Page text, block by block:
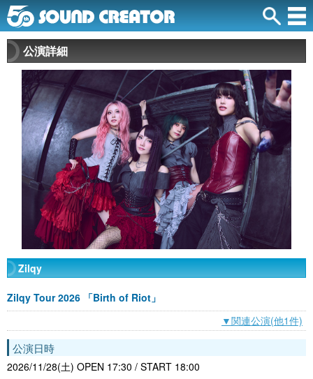
公演詳細
Zilqy
Zilqy Tour 2026 「Birth of Riot」
▼関連公演(他1件)
公演日時
2026/11/28(土) OPEN 17:30 / START 18:00